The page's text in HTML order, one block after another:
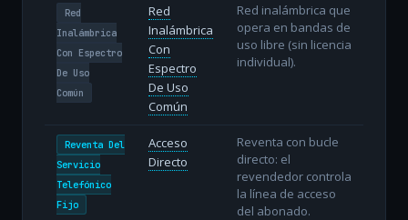
Red
Inalámbrica
Con Espectro
De Uso
Común
Red
Inalámbrica
Con
Espectro
De Uso
Común
Red inalámbrica que
opera en bandas de
uso libre (sin licencia
individual).
Reventa Del
Servicio
Telefónico
Fijo
Acceso
Directo
Reventa con bucle
directo: el
revendedor controla
la línea de acceso
del abonado.